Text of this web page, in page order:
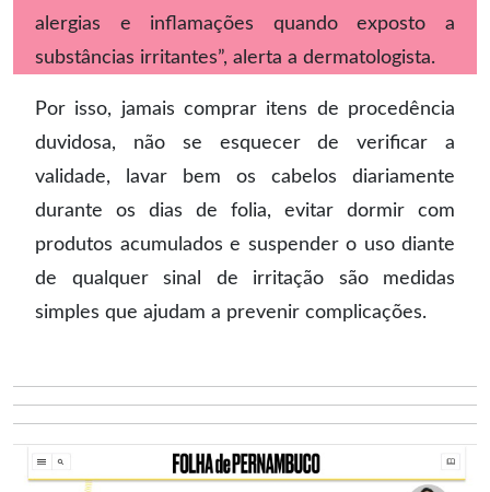
alergias e inflamações quando exposto a
substâncias irritantes”, alerta a dermatologista.
Por isso, jamais comprar itens de procedência
duvidosa, não se esquecer de verificar a
validade, lavar bem os cabelos diariamente
durante os dias de folia, evitar dormir com
produtos acumulados e suspender o uso diante
de qualquer sinal de irritação são medidas
simples que ajudam a prevenir complicações.